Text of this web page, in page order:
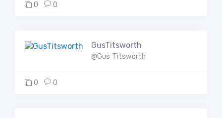
0 0
GusTitsworth
@Gus Titsworth
0 0